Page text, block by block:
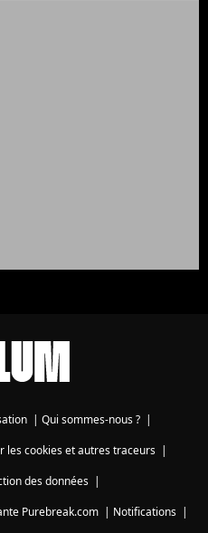
| Qui sommes-nous ? |
les cookies et autres traceurs|
des données|
Purebreak.com | Notifications |